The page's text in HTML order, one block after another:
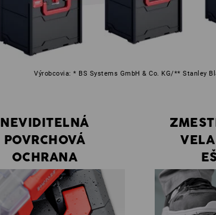
Výrobcovia: * BS Systems GmbH & Co. KG/** Stanley
NEVIDITELNÁ
POVRCHOVÁ
OCHRANA